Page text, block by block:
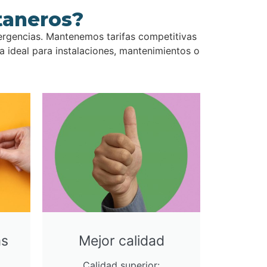
Mantenemos tarifas competitivas
ideal para instalaciones, mantenimientos o
Mejor calidad